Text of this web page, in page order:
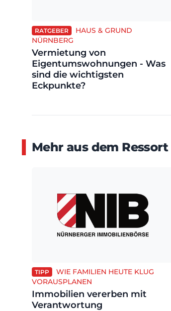
RATGEBER
HAUS & GRUND
NÜRNBERG
Vermietung von
Eigentumswohnungen - Was
sind die wichtigsten
Eckpunkte?
Mehr aus dem Ressort
TIPP
WIE FAMILIEN HEUTE KLUG
VORAUSPLANEN
Immobilien vererben mit
Verantwortung